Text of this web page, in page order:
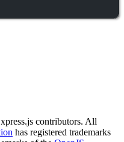
contributors. All
has registered trademarks